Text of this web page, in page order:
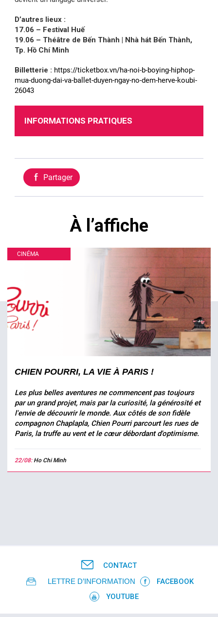
D’autres lieux :
17.06 – Festival Huế
19.06 – Théâtre de Bến Thành | Nhà hát Bến Thành,
Tp. Hồ Chí Minh
Billetterie : https://ticketbox.vn/ha-noi-b-boying-hiphop-
mua-duong-dai-va-ballet-duyen-ngay-no-dem-herve-koubi-
26043
INFORMATIONS PRATIQUES
Partager
À l’affiche
CINÉMA
CHIEN POURRI, LA VIE À PARIS !
Les plus belles aventures ne commencent pas toujours
par un grand projet, mais par la curiosité, la générosité et
l'envie de découvrir le monde. Aux côtés de son fidèle
compagnon Chaplapla, Chien Pourri parcourt les rues de
Paris, la truffe au vent et le cœur débordant d'optimisme.
22/08: Ho Chi Minh
CONTACT
LETTRE D’INFORMATION
FACEBOOK
YOUTUBE